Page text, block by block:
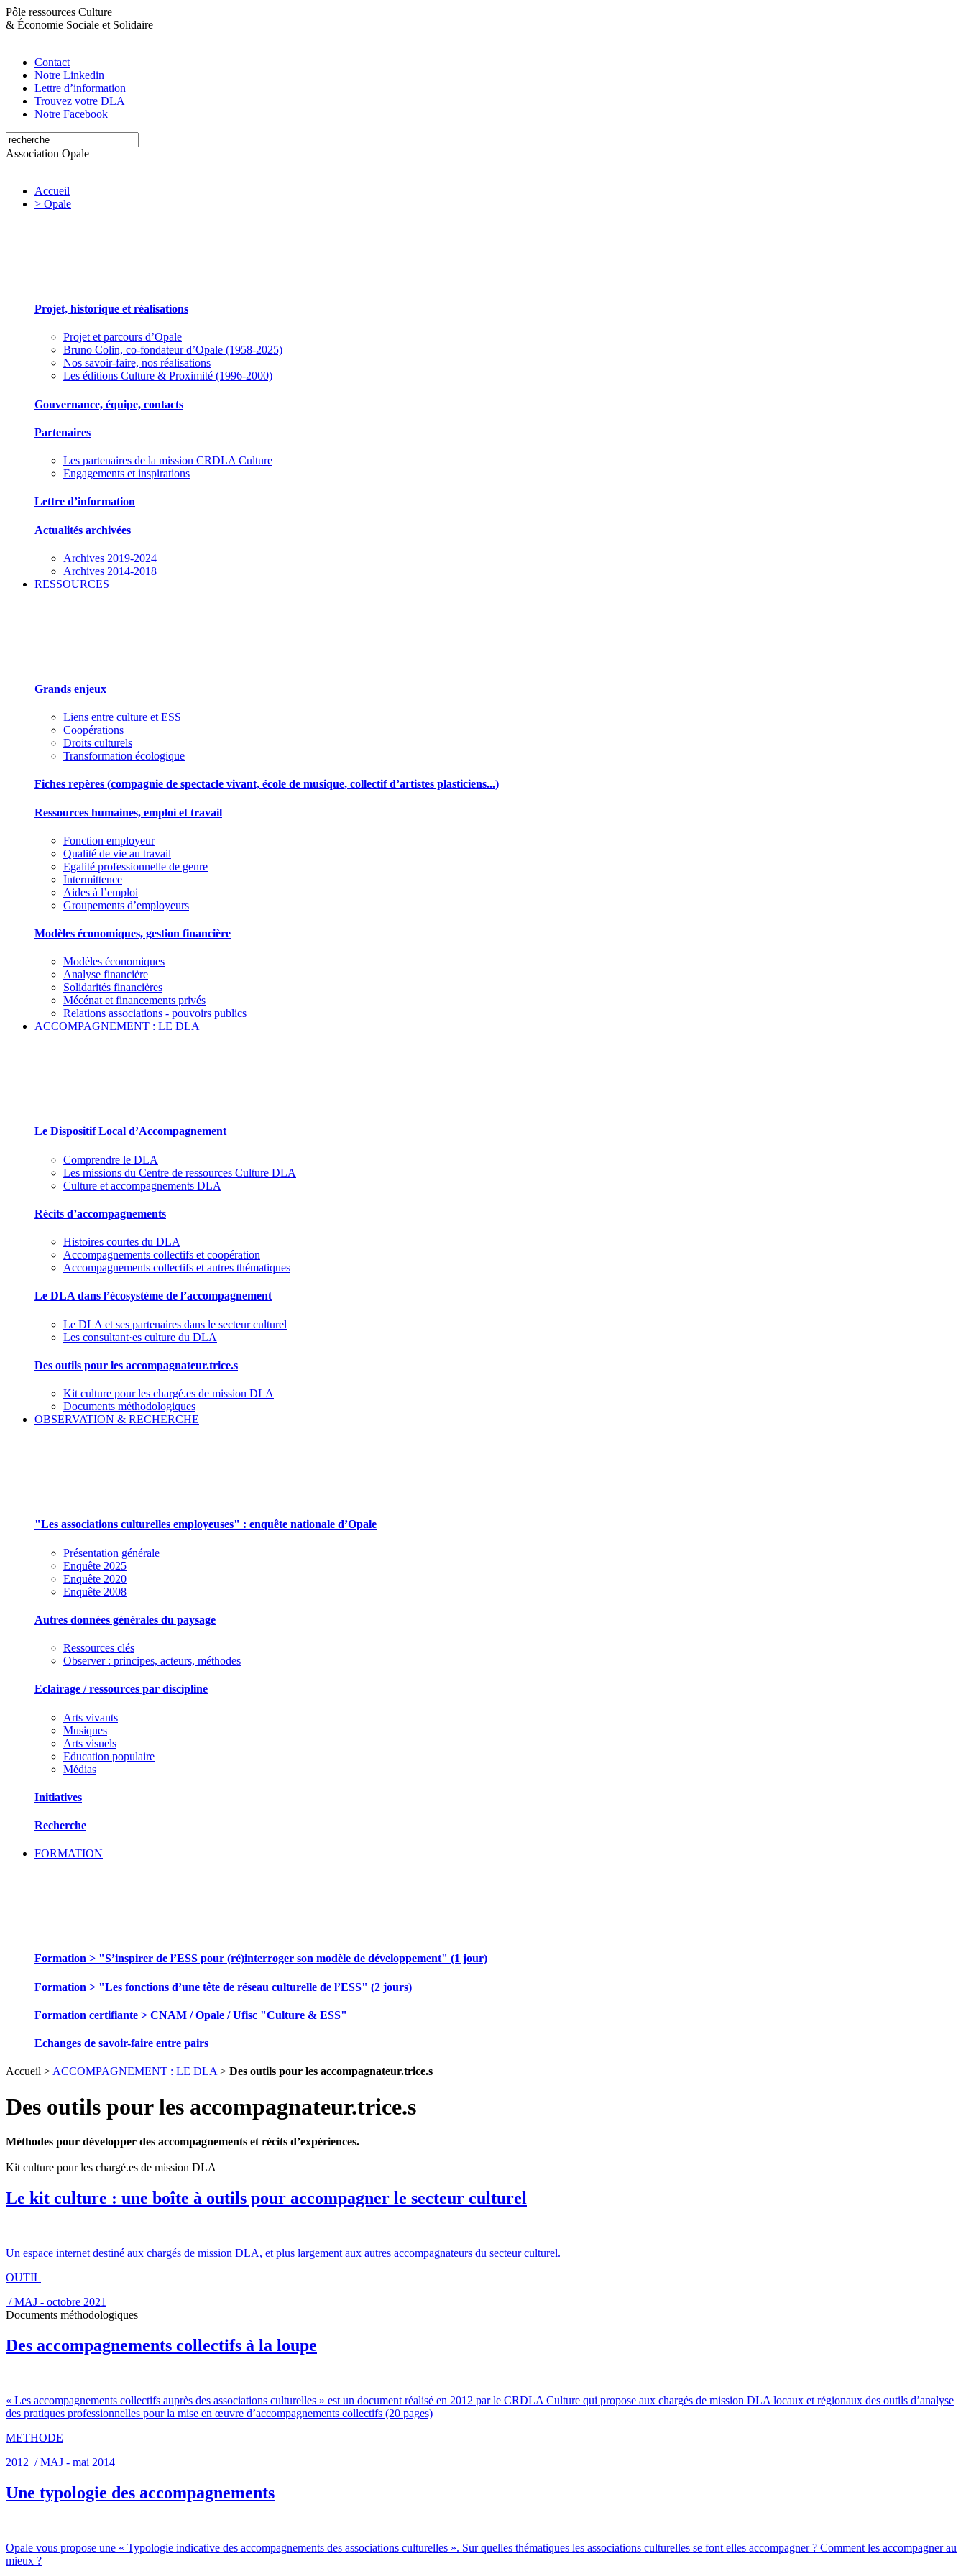
Pôle ressources Culture
& Économie Sociale et Solidaire
Contact
Notre Linkedin
Lettre d’information
Trouvez votre DLA
Notre Facebook
Association Opale
Accueil
> Opale
Projet, historique et réalisations
Projet et parcours d’Opale
Bruno Colin, co-fondateur d’Opale (1958-2025)
Nos savoir-faire, nos réalisations
Les éditions Culture & Proximité (1996-2000)
Gouvernance, équipe, contacts
Partenaires
Les partenaires de la mission CRDLA Culture
Engagements et inspirations
Lettre d’information
Actualités archivées
Archives 2019-2024
Archives 2014-2018
RESSOURCES
Grands enjeux
Liens entre culture et ESS
Coopérations
Droits culturels
Transformation écologique
Fiches repères (compagnie de spectacle vivant, école de musique, collectif d’artistes plasticiens...)
Ressources humaines, emploi et travail
Fonction employeur
Qualité de vie au travail
Egalité professionnelle de genre
Intermittence
Aides à l’emploi
Groupements d’employeurs
Modèles économiques, gestion financière
Modèles économiques
Analyse financière
Solidarités financières
Mécénat et financements privés
Relations associations - pouvoirs publics
ACCOMPAGNEMENT : LE DLA
Le Dispositif Local d’Accompagnement
Comprendre le DLA
Les missions du Centre de ressources Culture DLA
Culture et accompagnements DLA
Récits d’accompagnements
Histoires courtes du DLA
Accompagnements collectifs et coopération
Accompagnements collectifs et autres thématiques
Le DLA dans l’écosystème de l’accompagnement
Le DLA et ses partenaires dans le secteur culturel
Les consultant·es culture du DLA
Des outils pour les accompagnateur.trice.s
Kit culture pour les chargé.es de mission DLA
Documents méthodologiques
OBSERVATION & RECHERCHE
"Les associations culturelles employeuses" : enquête nationale d’Opale
Présentation générale
Enquête 2025
Enquête 2020
Enquête 2008
Autres données générales du paysage
Ressources clés
Observer : principes, acteurs, méthodes
Eclairage / ressources par discipline
Arts vivants
Musiques
Arts visuels
Education populaire
Médias
Initiatives
Recherche
FORMATION
Formation > "S’inspirer de l’ESS pour (ré)interroger son modèle de développement" (1 jour)
Formation > "Les fonctions d’une tête de réseau culturelle de l’ESS" (2 jours)
Formation certifiante > CNAM / Opale / Ufisc "Culture & ESS"
Echanges de savoir-faire entre pairs
Accueil >ACCOMPAGNEMENT : LE DLA> Des outils pour les accompagnateur.trice.s
Des outils pour les accompagnateur.trice.s
Méthodes pour développer des accompagnements et récits d’expériences.
Kit culture pour les chargé.es de mission DLA
Le kit culture : une boîte à outils pour accompagner le secteur culturel
Un espace internet destiné aux chargés de mission DLA, et plus largement aux autres accompagnateurs du secteur culturel.
OUTIL
/ MAJ - octobre 2021
Documents méthodologiques
Des accompagnements collectifs à la loupe
« Les accompagnements collectifs auprès des associations culturelles » est un document réalisé en 2012 par le CRDLA Culture qui propose aux chargés de mission DLA locaux et régionaux des outils d’analyse
des pratiques professionnelles pour la mise en œuvre d’accompagnements collectifs (20 pages)
METHODE
2012 / MAJ - mai 2014
Une typologie des accompagnements
Opale vous propose une « Typologie indicative des accompagnements des associations culturelles ». Sur quelles thématiques les associations culturelles se font elles accompagner ? Comment les accompagner au
mieux ?